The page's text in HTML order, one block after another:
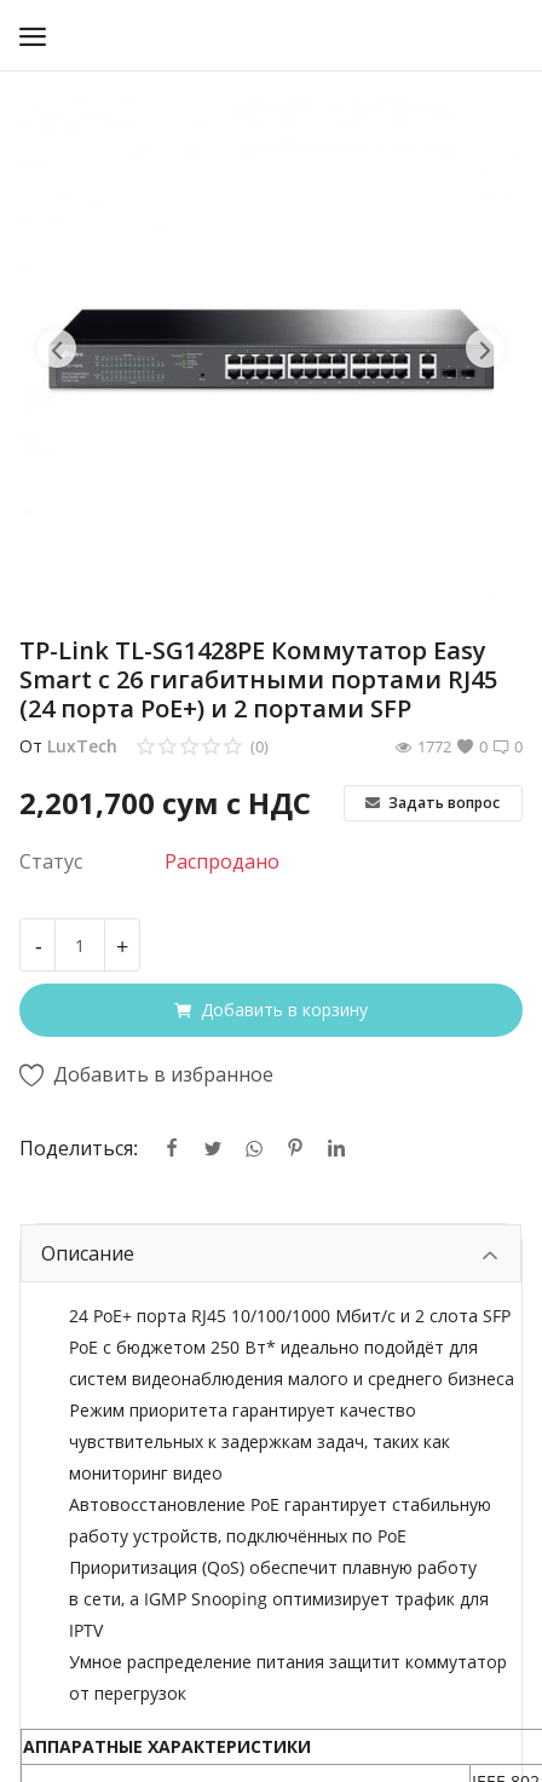
Прочее
Избранное
TP-Link TL-SG1428PE Коммутатор Easy
Smart с 26 гигабитными портами RJ45
(24 порта PoE+) и 2 портами SFP
От LuxTech 0
(0) 0
1772
2,201,700 сум с НДС Задать вопрос
Статус Распродано
- +
Добавить в корзину
Добавить в избранное
Поделиться:
Описание
24 PoE+ порта RJ45 10/100/1000 Мбит/с и 2 слота SFP
PoE с бюджетом 250 Вт* идеально подойдёт для
систем видеонаблюдения малого и среднего бизнеса
Режим приоритета гарантирует качество
чувствительных к задержкам задач, таких как
мониторинг видео
Автовосстановление PoE гарантирует стабильную
работу устройств, подключённых по PoE
Приоритизация (QoS) обеспечит плавную работу
в сети, а IGMP Snooping оптимизирует трафик для
IPTV
Умное распределение питания защитит коммутатор
от перегрузок
АППАРАТНЫЕ ХАРАКТЕРИСТИКИ